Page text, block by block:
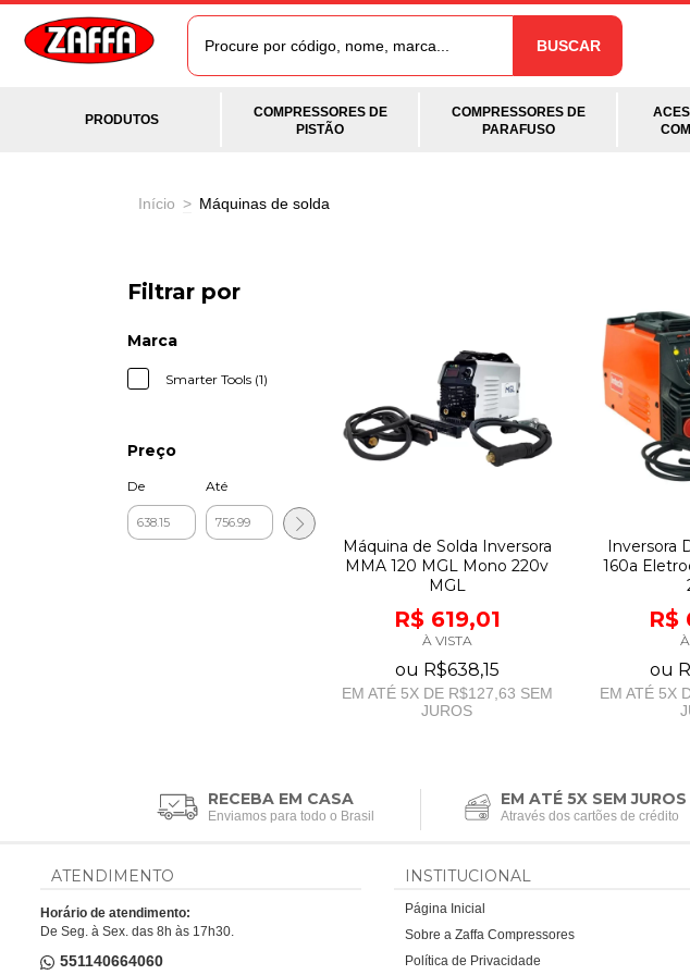
BUSCAR
PRODUTOS
COMPRESSORES DE
PISTÃO
COMPRESSORES DE
PARAFUSO
Início > Máquinas de solda
Filtrar por
Marca
Smarter Tools (1)
Preço
De Até
Máquina de Solda Inversora
MMA 120 MGL Mono 220v
MGL
R$ 619,01
À VISTA
ou R$638,15
EM ATÉ 5X DE R$127,63 SEM
JUROS
Inversora
160a
R$
ou
EM ATÉ 5X
RECEBA EM CASA
Enviamos para todo o Brasil
EM ATÉ 5X SEM JUROS
Através dos cartões de crédito
ATENDIMENTO
Horário de atendimento:
De Seg. à Sex. das 8h às 17h30.
551140664060
INSTITUCIONAL
Página Inicial
Sobre a Zaffa Compressores
Política de Privacidade